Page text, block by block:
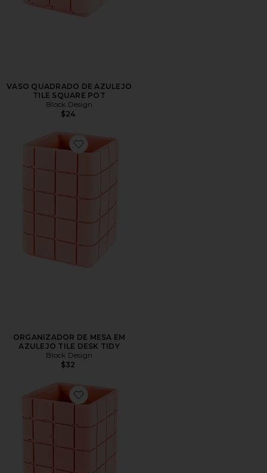
VASO QUADRADO DE AZULEJO
TILE SQUARE POT
Block Design
$24
Favorite ORGANIZADOR DE MESA EM AZULEJO
ORGANIZADOR DE MESA EM
AZULEJO TILE DESK TIDY
Block Design
$32
Favorite PORTA-ESCOVA DE AZULEJO TILE